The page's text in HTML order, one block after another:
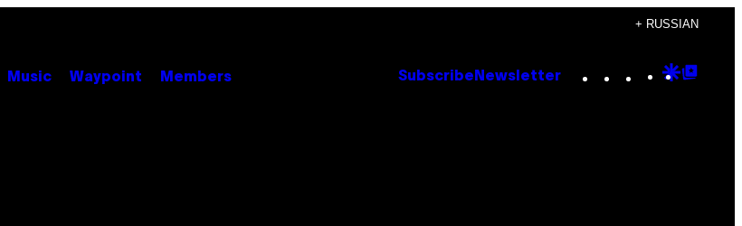
+ RUSSIAN
Music Waypoint Members Subscribe Newsletter Instagram
TikTok
YouTube
Google